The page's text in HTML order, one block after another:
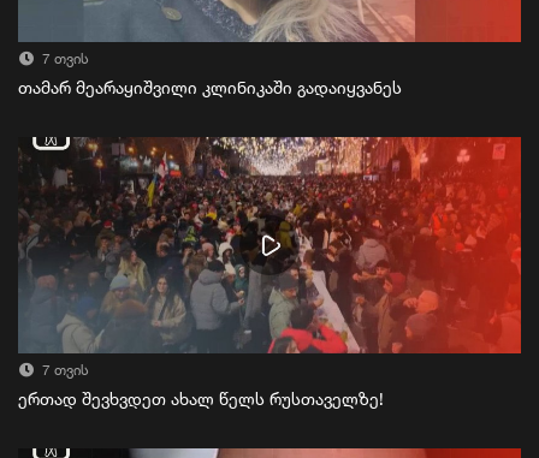
7 თვის
თამარ მეარაყიშვილი კლინიკაში გადაიყვანეს
7 თვის
ერთად შევხვდეთ ახალ წელს რუსთაველზე!